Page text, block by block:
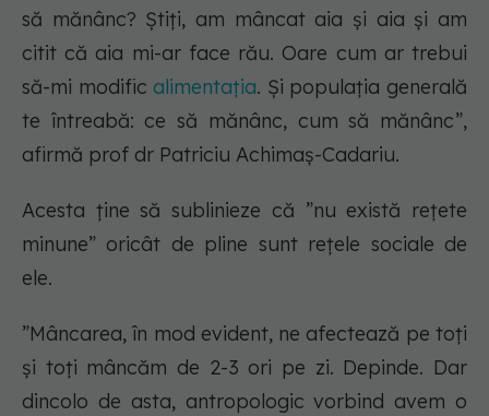
să mănânc? Știți, am mâncat aia și aia și am
citit că aia mi-ar face rău. Oare cum ar trebui
să-mi modific alimentația. Și populația generală
te întreabă: ce să mănânc, cum să mănânc”,
afirmă prof dr Patriciu Achimaș-Cadariu.
Acesta ține să sublinieze că ”nu există rețete
minune” oricât de pline sunt rețele sociale de
ele.
”Mâncarea, în mod evident, ne afectează pe toți
și toți mâncăm de 2-3 ori pe zi. Depinde. Dar
dincolo de asta, antropologic vorbind avem o